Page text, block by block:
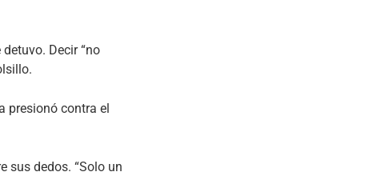
Decir “no
presionó contra el
sus dedos. “Solo un